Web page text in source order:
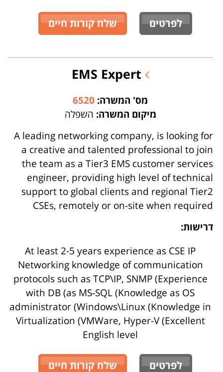
לפרטים שלח קורות חיים
מס' המשרה: 6520
מיקום המשרה: השפלה
A leading networking company, is looking for
a creative and talented professional to join
the team as a Tier3 EMS customer services
engineer, providing high level of technical
support to global clients and regional Tier2
CSEs, remotely or on-site when required
דרישות:
At least 2-5 years experience as CSE IP
Networking knowledge of communication
protocols such as TCP\IP, SNMP (Experience
with DB (as MS-SQL (Knowledge as OS
administrator (Windows\Linux (Knowledge in
Virtualization (VMWare, Hyper-V (Excellent
English level
לפרטים שלח קורות חיים